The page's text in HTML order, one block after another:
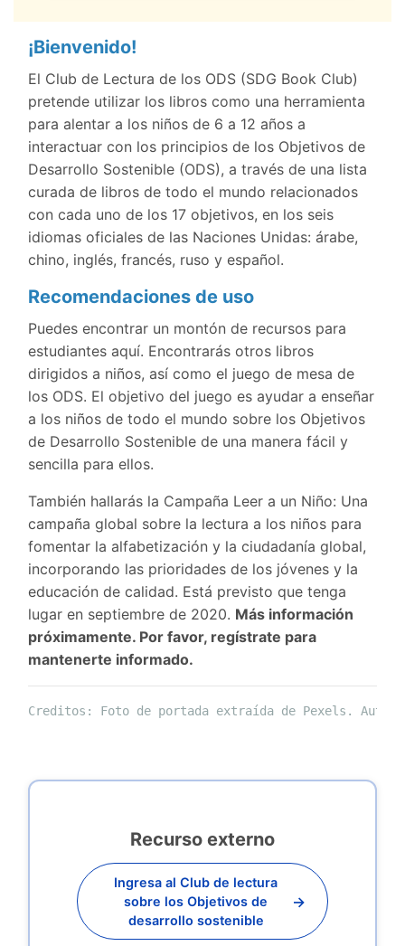
Contenido principal
Descripción
¡Bienvenido!
El Club de Lectura de los ODS (SDG Book Club)
pretende utilizar los libros como una herramienta
para alentar a los niños de 6 a 12 años a
interactuar con los principios de los Objetivos de
Desarrollo Sostenible (ODS), a través de una lista
curada de libros de todo el mundo relacionados
con cada uno de los 17 objetivos, en los seis
idiomas oficiales de las Naciones Unidas: árabe,
chino, inglés, francés, ruso y español.
Recomendaciones de uso
Puedes encontrar un montón de recursos para
estudiantes aquí. Encontrarás otros libros
dirigidos a niños, así como el juego de mesa de
los ODS. El objetivo del juego es ayudar a enseñar
a los niños de todo el mundo sobre los Objetivos
de Desarrollo Sostenible de una manera fácil y
sencilla para ellos.
También hallarás la Campaña Leer a un Niño: Una
campaña global sobre la lectura a los niños para
fomentar la alfabetización y la ciudadanía global,
incorporando las prioridades de los jóvenes y la
educación de calidad. Está previsto que tenga
lugar en septiembre de 2020. Más información
próximamente. Por favor, regístrate para
mantenerte informado.
Creditos: Foto de portada extraída de Pexels.
Recurso externo
Ingresa al Club de lectura
sobre los Objetivos de
desarrollo sostenible
→